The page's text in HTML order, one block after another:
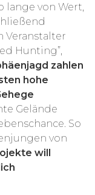
lange von Wert,
Veranstalter
Hunting”,
zahlen
hohe
Gelände
So
von
will